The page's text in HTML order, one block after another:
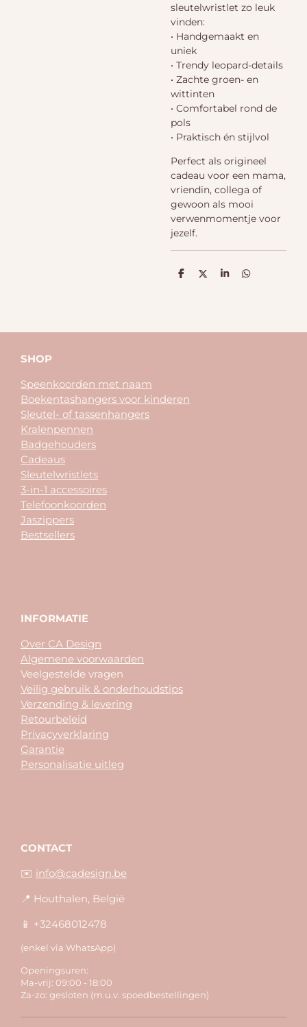
sleutelwristlet zo leuk
vinden:
• Handgemaakt en
uniek
• Trendy leopard-details
• Zachte groen- en
wittinten
• Comfortabel rond de
pols
• Praktisch én stijlvol
Perfect als origineel
cadeau voor een mama,
vriendin, collega of
gewoon als mooi
verwenmomentje voor
jezelf.
D
D
S
D
SHOP
Speenkoorden met naam
Boekentashangers voor kinderen
Sleutel- of tassenhangers
Kralenpennen
Badgehouders
Cadeaus
Sleutelwristlets
3-in-1 accessoires
Telefoonkoorden
Jaszippers
Bestsellers
INFORMATIE
Over CA Design
Algemene voorwaarden
Veelgestelde vragen
Veilig gebruik & onderhoudstips
Verzending & levering
Retourbeleid
Privacyverklaring
Garantie
Personalisatie uitleg
CONTACT
✉️ info@cadesign.be
📍 Houthalen, België
📱 +32468012478
(enkel via WhatsApp)
Openingsuren:
Ma-vrij: 09:00 - 18:00
Za-zo: gesloten (m.u.v. spoedbestellingen)